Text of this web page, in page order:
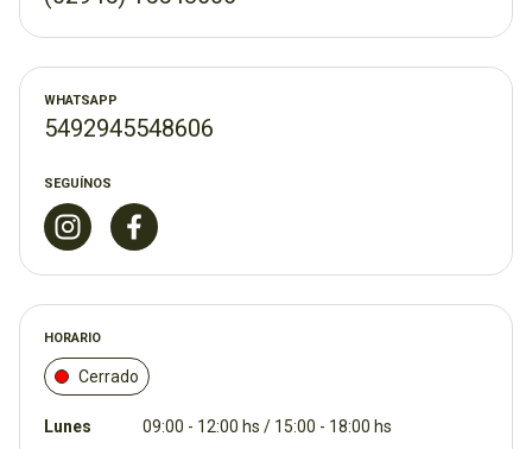
WHATSAPP
5492945548606
SEGUÍNOS
HORARIO
Cerrado
Lunes
09:00 - 12:00 hs / 15:00 - 18:00 hs